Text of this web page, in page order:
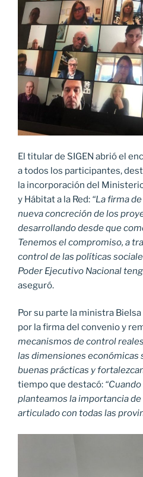
El titular de SIGEN abrió el
a todos los participantes,
la incorporación del
y Hábitat a la Red: “La firma
nueva concreción de los
desarrollando desde que
Tenemos el compromiso, a
control de las políticas
Poder Ejecutivo Nacional
aseguró.
Por su parte la ministra
por la firma del convenio y
mecanismos de control
las dimensiones económicas
buenas prácticas y
tiempo que destacó:
planteamos la importancia de
articulado con todas las